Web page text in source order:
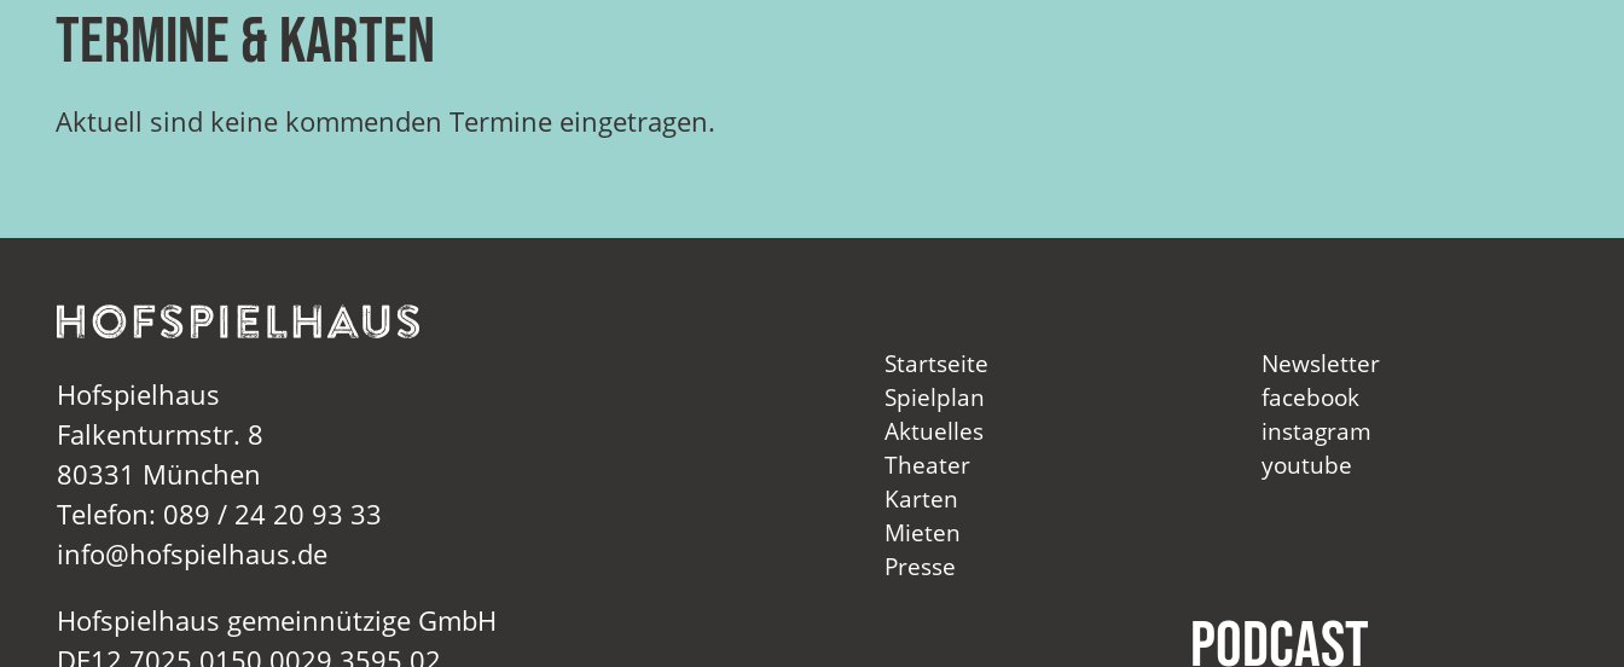
Termine & Karten
Aktuell sind keine kommenden Termine eingetragen.
Hofspielhaus
Falkenturmstr. 8
80331 München
Telefon: 089 / 24 20 93 33
info@hofspielhaus.de
Hofspielhaus gemeinnützige GmbH
Startseite
Spielplan
Aktuelles
Theater
Karten
Mieten
Presse
Newsletter
facebook
instagram
youtube
Podcast